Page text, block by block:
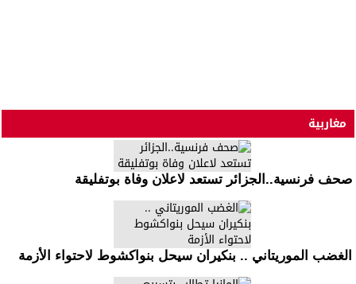
مغاربية
صحف فرنسية..الجزائر تستعد لاعلان وفاة بوتفليقة
الغضب الموريتاني .. بنكيران سيحل بنواكشوط لاحتواء الأزمة